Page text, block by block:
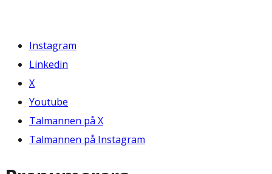
Instagram
Linkedin
X
Youtube
Talmannen på X
Talmannen på Instagram